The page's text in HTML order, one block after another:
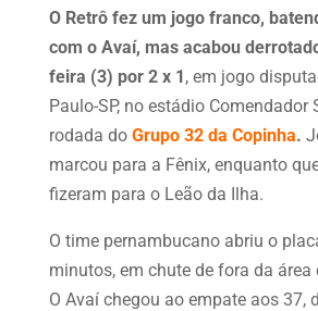
O Retrô fez um jogo franco,
com o Avaí, mas acabou
feira (3) por 2 x 1, em jogo
Paulo-SP, no estádio Comendador
rodada do Grupo 32 da Copinha.
marcou para a Fênix, enquanto
fizeram para o Leão da Ilha.
O time pernambucano abriu o
minutos, em chute de fora da área
O Avaí chegou ao empate aos 37,